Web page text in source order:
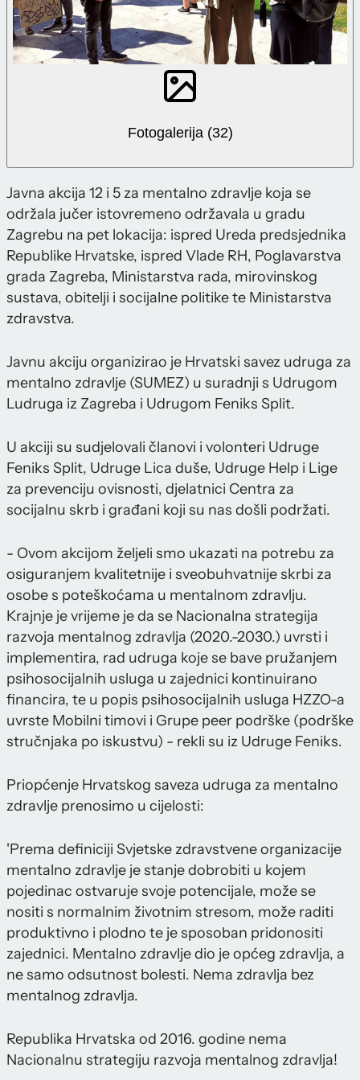
Fotogalerija (32)
Javna akcija 12 i 5 za mentalno zdravlje koja se
održala jučer istovremeno održavala u gradu
Zagrebu na pet lokacija: ispred Ureda predsjednika
Republike Hrvatske, ispred Vlade RH, Poglavarstva
grada Zagreba, Ministarstva rada, mirovinskog
sustava, obitelji i socijalne politike te Ministarstva
zdravstva.
Javnu akciju organizirao je Hrvatski savez udruga za
mentalno zdravlje (SUMEZ) u suradnji s Udrugom
Ludruga iz Zagreba i Udrugom Feniks Split.
U akciji su sudjelovali članovi i volonteri Udruge
Feniks Split, Udruge Lica duše, Udruge Help i Lige
za prevenciju ovisnosti, djelatnici Centra za
socijalnu skrb i građani koji su nas došli podržati.
- Ovom akcijom željeli smo ukazati na potrebu za
osiguranjem kvalitetnije i sveobuhvatnije skrbi za
osobe s poteškoćama u mentalnom zdravlju.
Krajnje je vrijeme je da se Nacionalna strategija
razvoja mentalnog zdravlja (2020.-2030.) uvrsti i
implementira, rad udruga koje se bave pružanjem
psihosocijalnih usluga u zajednici kontinuirano
financira, te u popis psihosocijalnih usluga HZZO-a
uvrste Mobilni timovi i Grupe peer podrške (podrške
stručnjaka po iskustvu) - rekli su iz Udruge Feniks.
Priopćenje Hrvatskog saveza udruga za mentalno
zdravlje prenosimo u cijelosti:
'Prema definiciji Svjetske zdravstvene organizacije
mentalno zdravlje je stanje dobrobiti u kojem
pojedinac ostvaruje svoje potencijale, može se
nositi s normalnim životnim stresom, može raditi
produktivno i plodno te je sposoban pridonositi
zajednici. Mentalno zdravlje dio je općeg zdravlja, a
ne samo odsutnost bolesti. Nema zdravlja bez
mentalnog zdravlja.
Republika Hrvatska od 2016. godine nema
Nacionalnu strategiju razvoja mentalnog zdravlja!